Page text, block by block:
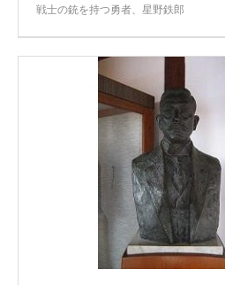
戦士の銃を持つ勇者、星野鉄郎